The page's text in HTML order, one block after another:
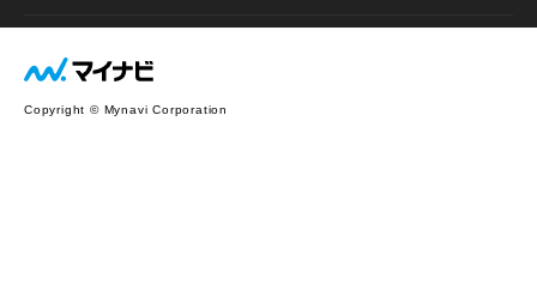
Copyright © Mynavi Corporation